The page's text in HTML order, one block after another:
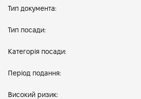
Тип документа:
Тип посади:
Категорія посади:
Період подання:
Високий ризик: